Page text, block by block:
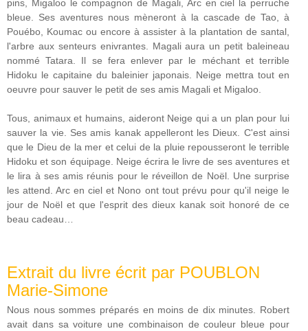
pins, Migaloo le compagnon de Magali, Arc en ciel la perruche
bleue. Ses aventures nous mèneront à la cascade de Tao, à
Pouébo, Koumac ou encore à assister à la plantation de santal,
l'arbre aux senteurs enivrantes. Magali aura un petit baleineau
nommé Tatara. Il se fera enlever par le méchant et terrible
Hidoku le capitaine du baleinier japonais. Neige mettra tout en
oeuvre pour sauver le petit de ses amis Magali et Migaloo.
Tous, animaux et humains, aideront Neige qui a un plan pour lui
sauver la vie. Ses amis kanak appelleront les Dieux. C'est ainsi
que le Dieu de la mer et celui de la pluie repousseront le terrible
Hidoku et son équipage. Neige écrira le livre de ses aventures et
le lira à ses amis réunis pour le réveillon de Noël. Une surprise
les attend. Arc en ciel et Nono ont tout prévu pour qu'il neige le
jour de Noël et que l'esprit des dieux kanak soit honoré de ce
beau cadeau…
Extrait du livre écrit par POUBLON
Marie-Simone
Nous nous sommes préparés en moins de dix minutes. Robert
avait dans sa voiture une combinaison de couleur bleue pour